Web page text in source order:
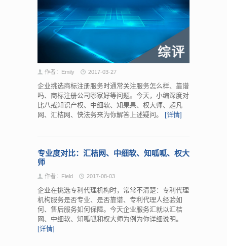
作者：Emily 2017-03-27
企业挑选商标注册服务时通常关注服务怎么样、靠谱
吗、商标注册公司哪家好等问题。今天，小编深度对
比八戒知识产权、中细软、知果果、权大师、超凡
网、汇桔网、快法务来为你解答上述疑问。
[详情]
专业度对比：汇桔网、中细软、知呱呱、权大
师
作者：Field 2017-08-03
企业在挑选专利代理机构时，常常不清楚：专利代理
机构服务是否专业、是否靠谱、专利代理人经验如
何、售后服务如何保障。今天企业服务汇就以汇桔
网、中细软、知呱呱和权大师为例为你详细说明。
[详情]